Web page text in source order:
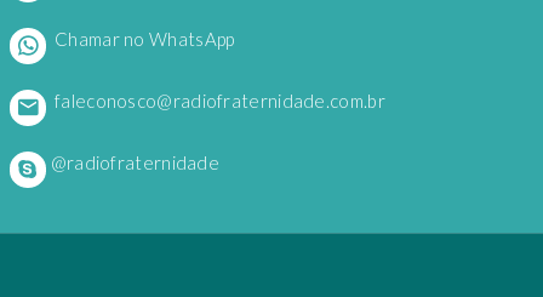
Chamar no WhatsApp
faleconosco@radiofraternidade.com.br
@radiofraternidade